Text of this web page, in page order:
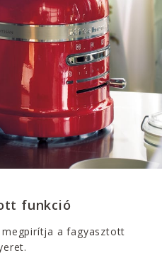
funkció
a fagyasztott